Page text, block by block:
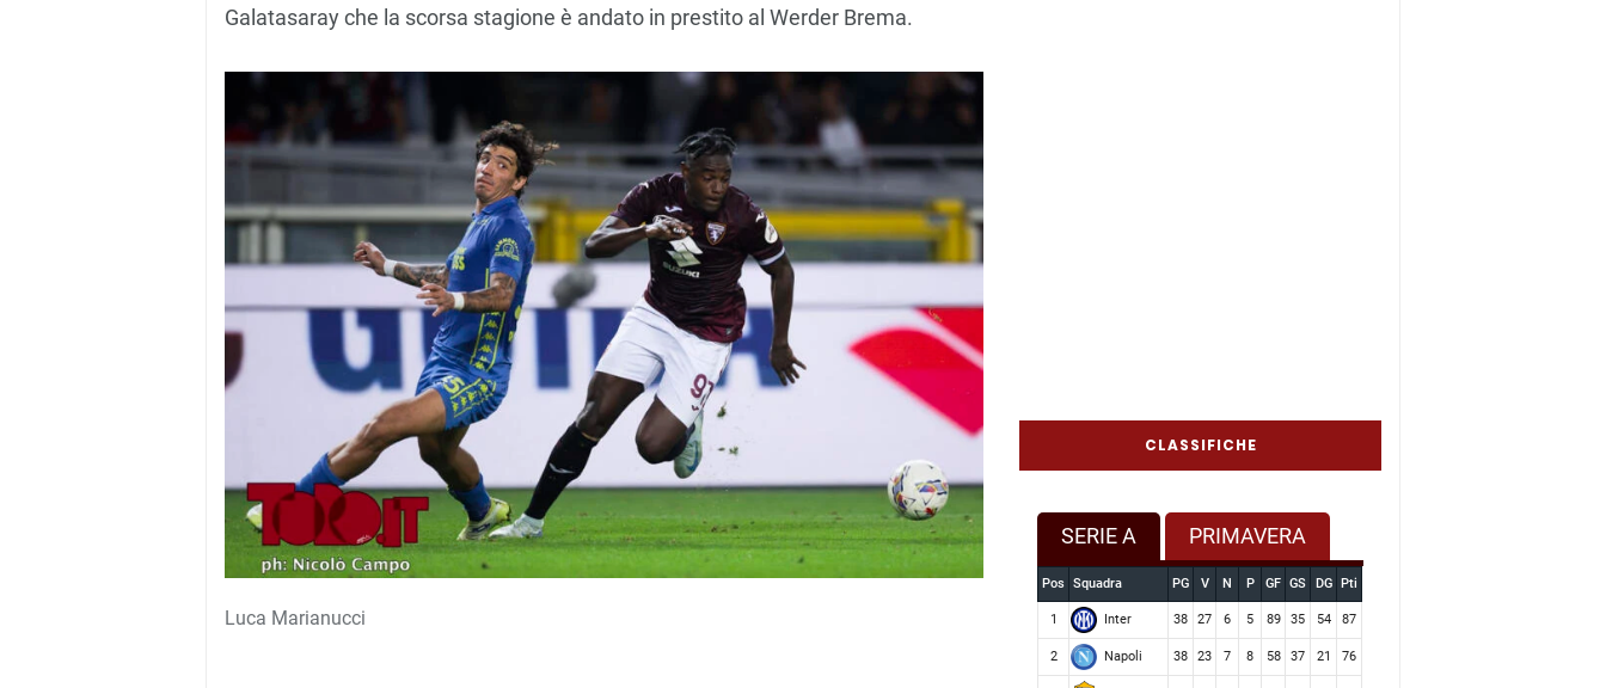
Galatasaray che la scorsa stagione è andato in prestito al Werder Brema.
Luca Marianucci
CLASSIFICHE
SERIE A PRIMAVERA
Pos Squadra PG V N P GF GS DG Pti
1 Inter 38 27 6 5 89 35 54 87
2 Napoli 38 23 7 8 58 37 21 76